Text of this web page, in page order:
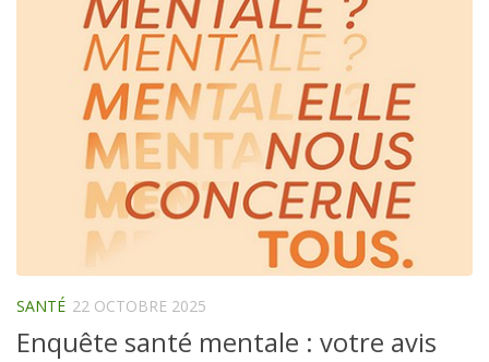
SANTÉ 22 OCTOBRE 2025
Enquête santé mentale : votre avis